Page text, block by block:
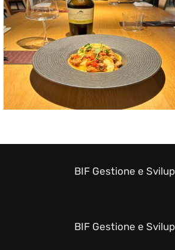
BIF Gestione e
BIF Gestione e